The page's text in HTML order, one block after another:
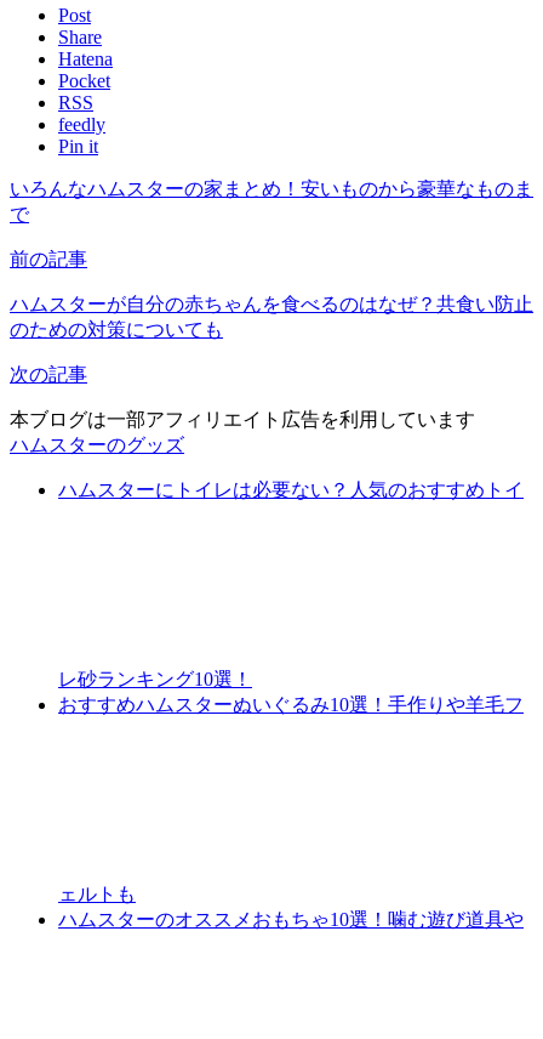
Post
Share
Hatena
Pocket
RSS
feedly
Pin it
いろんなハムスターの家まとめ！安いものから豪華なものま
で
前の記事
ハムスターが自分の赤ちゃんを食べるのはなぜ？共食い防止
のための対策についても
次の記事
本ブログは一部アフィリエイト広告を利用しています
ハムスターのグッズ
ハムスターにトイレは必要ない？人気のおすすめトイ
レ砂ランキング10選！
おすすめハムスターぬいぐるみ10選！手作りや羊毛フ
ェルトも
ハムスターのオススメおもちゃ10選！噛む遊び道具や